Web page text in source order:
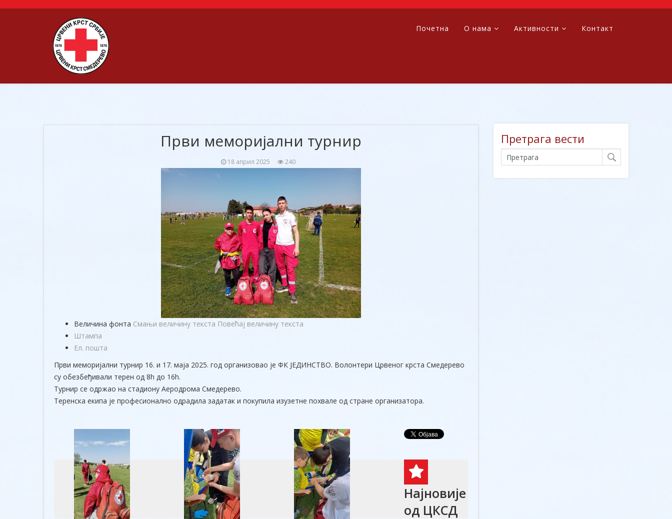
Почетна О нама Активности Контакт
Први меморијални турнир
18 април 2025 240
Величина фонта Смањи величину текста Повећај величину текста
Штампа
Ел. пошта
Први меморијални турнир 16. и 17. маја 2025. год организовао је ФК ЈЕДИНСТВО. Волонтери Црвеног крста Смедерево
су обезбеђивали терен од 8h до 16h.
Турнир се одржао на стадиону Аеродрома Смедерево.
Теренска екипа је професионално одрадила задатак и покупила изузетне похвале од стране организатора.
Најновије
од ЦКСД
Претрага вести